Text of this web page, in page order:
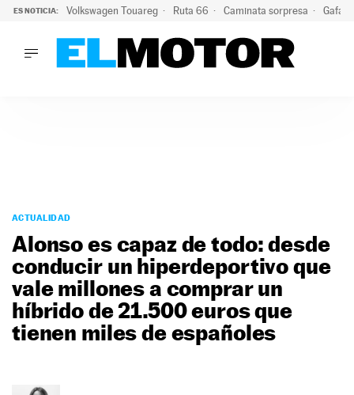
ES NOTICIA: Volkswagen Touareg Ruta 66 Caminata sorpresa Gafas
PODCAST
MOTOS
TECNOLOGÍA
SUPERCOCHES
MOTORTV
PREMIOS
SERVICIOS
ACTUALIDAD
Alonso es capaz de todo: desde
conducir un hiperdeportivo que
vale millones a comprar un
híbrido de 21.500 euros que
tienen miles de españoles